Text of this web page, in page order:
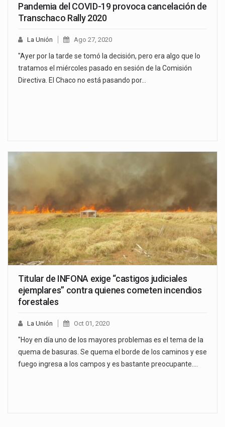
Pandemia del COVID-19 provoca cancelación de
Transchaco Rally 2020
La Unión Ago 27, 2020
"Ayer por la tarde se tomó la decisión, pero era algo que lo
tratamos el miércoles pasado en sesión de la Comisión
Directiva. El Chaco no está pasando por…
Titular de INFONA exige “castigos judiciales
ejemplares” contra quienes cometen incendios
forestales
La Unión Oct 01, 2020
"Hoy en día uno de los mayores problemas es el tema de la
quema de basuras. Se quema el borde de los caminos y ese
fuego ingresa a los campos y es bastante preocupante.…